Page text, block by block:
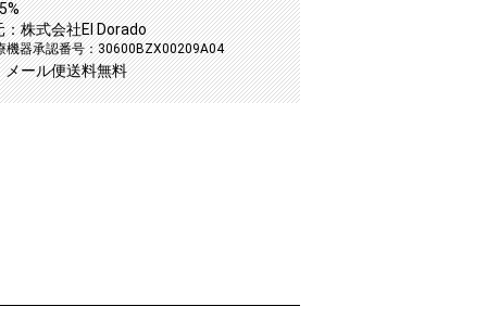
株式会社El Dorado
機器承認番号：30600BZX00209A04
メール便送料無料